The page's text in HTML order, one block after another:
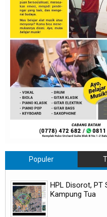
Populer
HPL Disorot, PT
Kampung Tua